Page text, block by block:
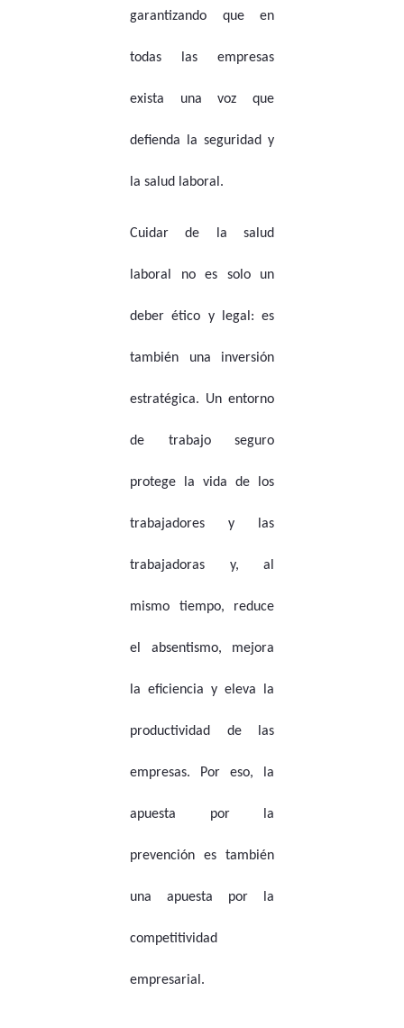
garantizando que en
todas las empresas
exista una voz que
defienda la seguridad y
la salud laboral.
Cuidar de la salud
laboral no es solo un
deber ético y legal: es
también una inversión
estratégica. Un entorno
de trabajo seguro
protege la vida de los
trabajadores y las
trabajadoras y, al
mismo tiempo, reduce
el absentismo, mejora
la eficiencia y eleva la
productividad de las
empresas. Por eso, la
apuesta por la
prevención es también
una apuesta por la
competitividad
empresarial.